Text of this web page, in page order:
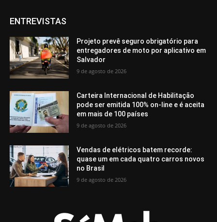
ENTREVISTAS
Projeto prevê seguro obrigatório para
entregadores de moto por aplicativo em
Salvador
9 de agosto de 2026
Carteira Internacional de Habilitação
pode ser emitida 100% on-line e é aceita
em mais de 100 países
9 de agosto de 2026
Vendas de elétricos batem recorde:
quase um em cada quatro carros novos
no Brasil
9 de agosto de 2026